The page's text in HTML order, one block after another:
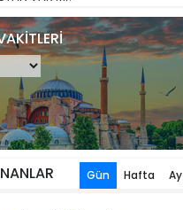
Gün Hafta Ay